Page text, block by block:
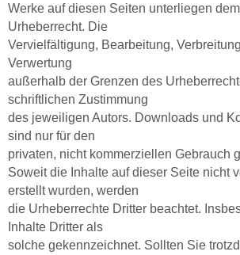
Werke auf diesen Seiten unterliegen
Urheberrecht. Die
Vervielfältigung, Bearbeitung,
Verwertung
außerhalb der Grenzen des
schriftlichen Zustimmung
des jeweiligen Autors. Downloads und
sind nur für den
privaten, nicht kommerziellen Gebrauch
Soweit die Inhalte auf dieser Seite nicht
erstellt wurden, werden
die Urheberrechte Dritter beachtet.
Inhalte Dritter als
solche gekennzeichnet. Sollten Sie